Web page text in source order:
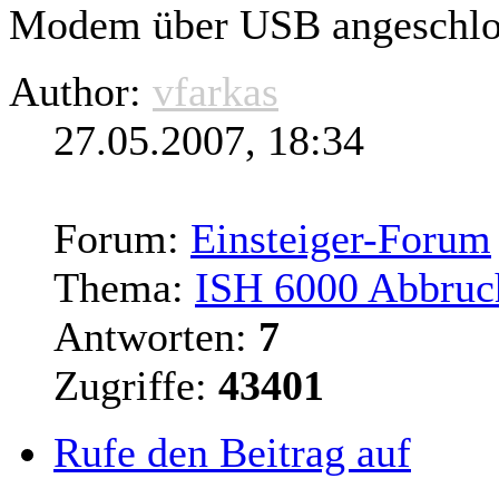
Modem über USB
Author: vfarkas
27.05.2007, 18:34
Forum: Einsteiger-Forum
Thema: ISH 6000
Antworten: 7
Zugriffe: 43401
Rufe den Beitrag auf